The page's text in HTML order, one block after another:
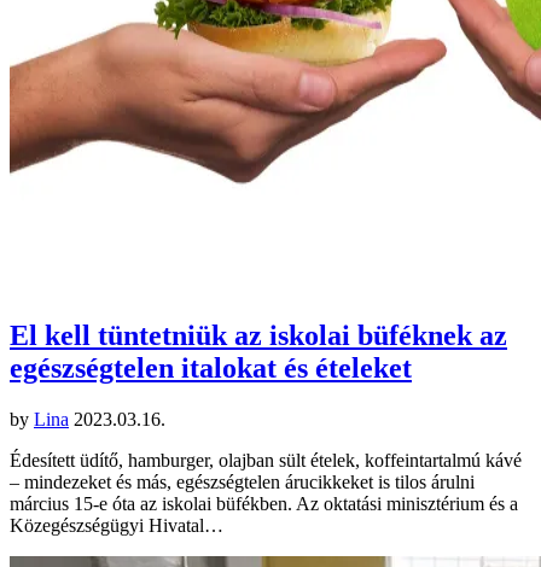
El kell tüntetniük az iskolai büféknek az
egészségtelen italokat és ételeket
by Lina 2023.03.16.
Édesített üdítő, hamburger, olajban sült ételek, koffeintartalmú kávé
– mindezeket és más, egészségtelen árucikkeket is tilos árulni
március 15-e óta az iskolai büfékben. Az oktatási minisztérium és a
Közegészségügyi Hivatal…